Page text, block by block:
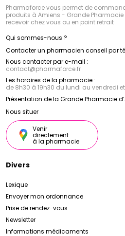
Pharmaforce vous permet de
produits à Amiens - Grande Pharmacie
recevoir chez vous ou en point retrait
Qui sommes-nous ?
Contacter un pharmacien conseil par
Nous contacter par e-mail :
contact@pharmaforce.fr
Les horaires de la pharmacie :
de 8h30 à 19h30 du lundi au vendredi
Présentation de la Grande Pharmacie
Nous situer
Venir
directement
à la pharmacie
Divers
Lexique
Envoyer mon ordonnance
Prise de rendez-vous
Newsletter
Informations médicaments